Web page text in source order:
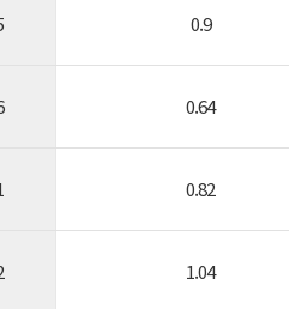
0.9
0.64
0.82
1.04